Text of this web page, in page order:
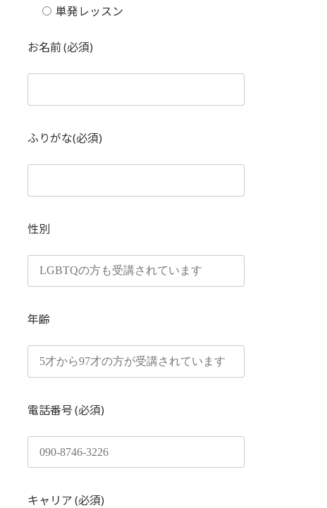
単発レッスン
お名前 (必須)
ふりがな(必須)
性別
年齢
電話番号 (必須)
キャリア (必須)